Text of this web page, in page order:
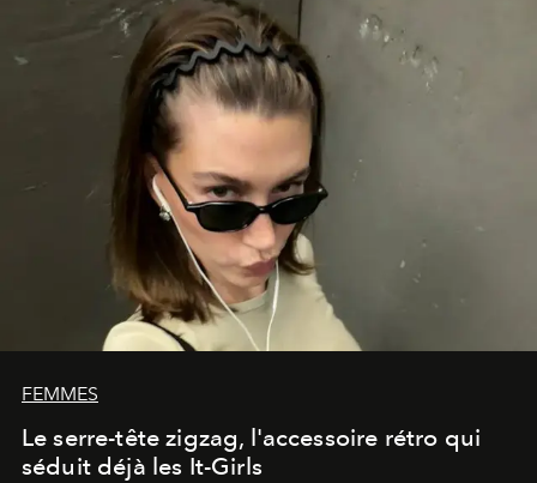
FEMMES
Le serre-tête zigzag, l'accessoire rétro qui
séduit déjà les It-Girls